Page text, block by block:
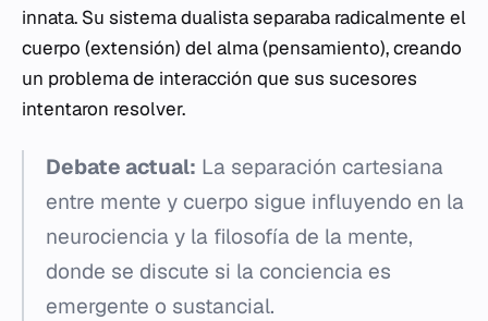
innata. Su sistema dualista separaba radicalmente el
cuerpo (extensión) del alma (pensamiento), creando
un problema de interacción que sus sucesores
intentaron resolver.
Debate actual: La separación cartesiana
entre mente y cuerpo sigue influyendo en la
neurociencia y la filosofía de la mente,
donde se discute si la conciencia es
emergente o sustancial.